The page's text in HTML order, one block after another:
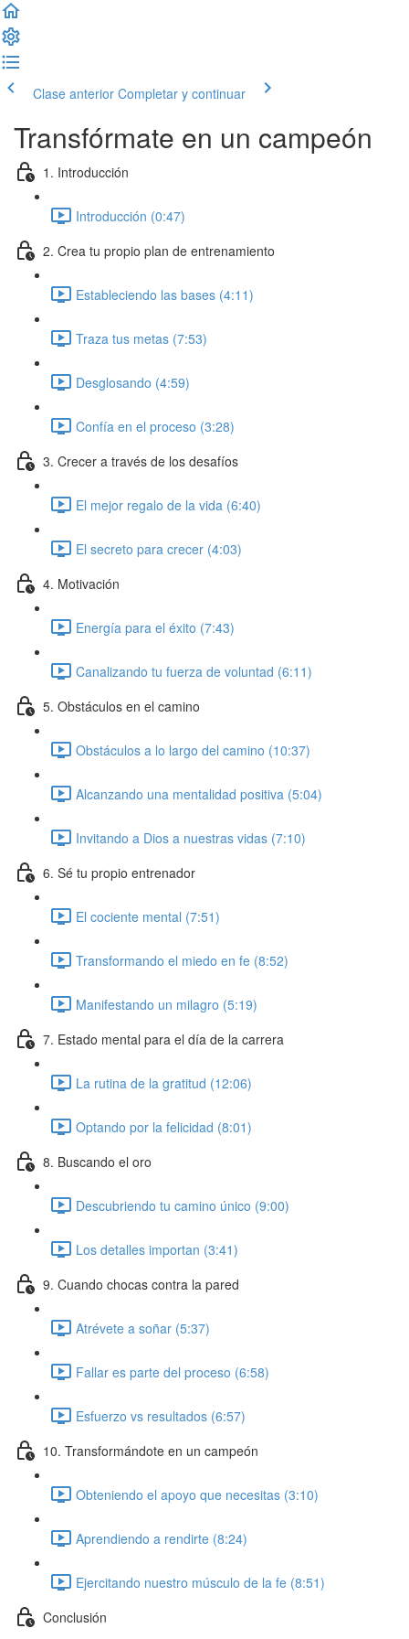
Clase anterior Completar y continuar
Transfórmate en un campeón
1. Introducción
Introducción (0:47)
2. Crea tu propio plan de entrenamiento
Estableciendo las bases (4:11)
Traza tus metas (7:53)
Desglosando (4:59)
Confía en el proceso (3:28)
3. Crecer a través de los desafíos
El mejor regalo de la vida (6:40)
El secreto para crecer (4:03)
4. Motivación
Energía para el éxito (7:43)
Canalizando tu fuerza de voluntad (6:11)
5. Obstáculos en el camino
Obstáculos a lo largo del camino (10:37)
Alcanzando una mentalidad positiva (5:04)
Invitando a Dios a nuestras vidas (7:10)
6. Sé tu propio entrenador
El cociente mental (7:51)
Transformando el miedo en fe (8:52)
Manifestando un milagro (5:19)
7. Estado mental para el día de la carrera
La rutina de la gratitud (12:06)
Optando por la felicidad (8:01)
8. Buscando el oro
Descubriendo tu camino único (9:00)
Los detalles importan (3:41)
9. Cuando chocas contra la pared
Atrévete a soñar (5:37)
Fallar es parte del proceso (6:58)
Esfuerzo vs resultados (6:57)
10. Transformándote en un campeón
Obteniendo el apoyo que necesitas (3:10)
Aprendiendo a rendirte (8:24)
Ejercitando nuestro músculo de la fe (8:51)
Conclusión